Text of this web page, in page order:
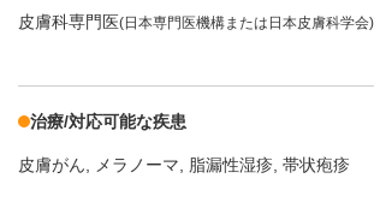
皮膚科専門医(日本専門医機構または日本皮膚科学会)
治療/対応可能な疾患
皮膚がん メラノーマ 脂漏性湿疹 帯状疱疹